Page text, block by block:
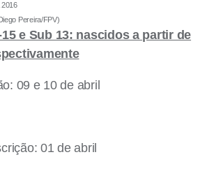
Pereira/FPV)
e Sub 13: nascidos a partir de
09 e 10 de abril
01 de abril